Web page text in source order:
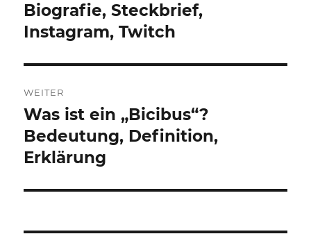
Beitrag:
Biografie, Steckbrief,
Instagram, Twitch
WEITER
Nächster
Beitrag:
Was ist ein „Bicibus“?
Bedeutung, Definition,
Erklärung